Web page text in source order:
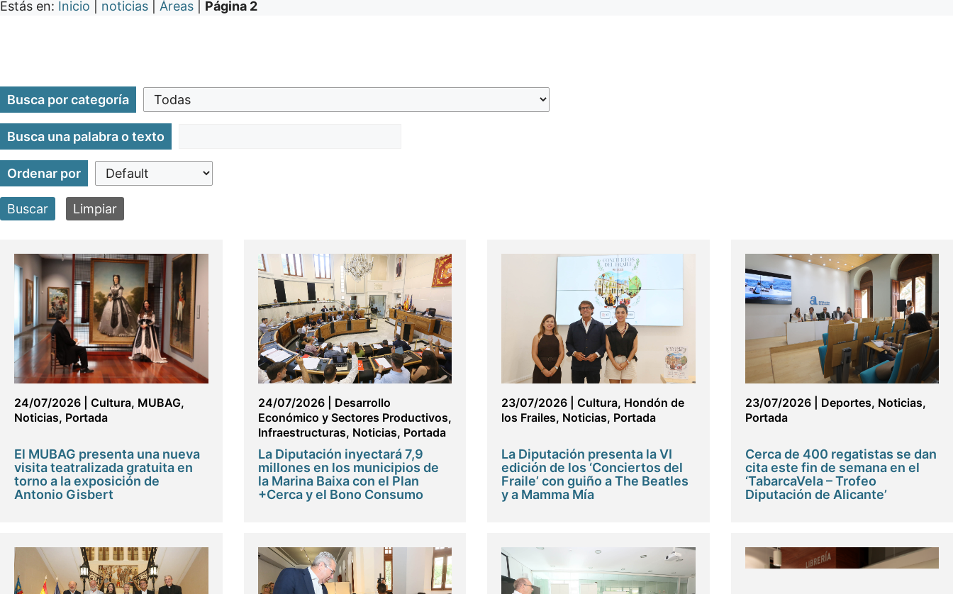
Estás en: Inicio noticias Áreas Página 2
Busca por categoría
Busca una palabra o texto
Ordenar por
Buscar Limpiar
24/07/2026 Cultura, MUBAG,
Noticias, Portada
El MUBAG presenta una nueva
visita teatralizada gratuita en
torno a la exposición de
Antonio Gisbert
24/07/2026| Desarrollo
Económico y Sectores Productivos,
Infraestructuras, Noticias, Portada
La Diputación inyectará 7,9
millones en los municipios de
la Marina Baixa con el Plan
+Cerca y el Bono Consumo
23/07/2026 Cultura, Hondón de
los Frailes, Noticias, Portada
La Diputación presenta la VI
edición de los ‘Conciertos del
Fraile’ con guiño a The Beatles
y a Mamma Mía
23/07/2026| Deportes, Noticias,
Portada
Cerca de 400 regatistas se dan
cita este fin de semana en el
‘TabarcaVela – Trofeo
Diputación de Alicante’